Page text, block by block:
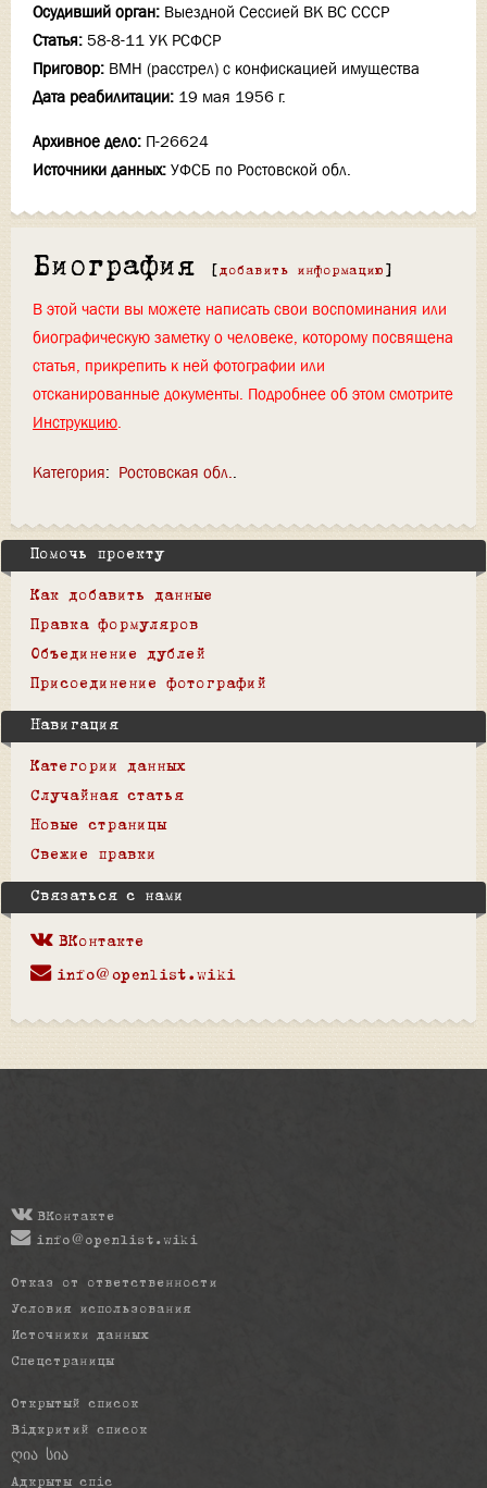
Осудивший орган: Выездной Сессией ВК ВС СССР
Статья: 58-8-11 УК РСФСР
Приговор: ВМН (расстрел) с конфискацией имущества
Дата реабилитации: 19 мая 1956 г.
Архивное дело: П-26624
Источники данных: УФСБ по Ростовской обл.
Биография [ добавить информацию ]
В этой части вы можете написать свои воспоминания или
биографическую заметку о человеке, которому посвящена
статья, прикрепить к ней фотографии или
отсканированные документы. Подробнее об этом смотрите
Инструкцию.
Категория: Ростовская обл.
Помочь проекту
Как добавить данные
Правка формуляров
Объединение дублей
Присоединение фотографий
Навигация
Категории данных
Случайная статья
Новые страницы
Свежие правки
Связаться с нами
ВКонтакте
info@openlist.wiki
ВКонтакте
info@openlist.wiki
Отказ от ответственности
Условия использования
Источники данных
Спецстраницы
Открытый список
Відкритий список
ღია სია
Адкрыты спіс